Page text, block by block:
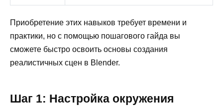
Приобретение этих навыков требует времени и
практики, но с помощью пошагового гайда вы
сможете быстро освоить основы создания
реалистичных сцен в Blender.
Шаг 1: Настройка окружения